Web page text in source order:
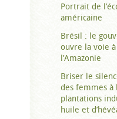
Portrait de
américaine
Brésil : le
ouvre la voie
l’Amazonie
Briser le
des femmes à
plantations
huile et